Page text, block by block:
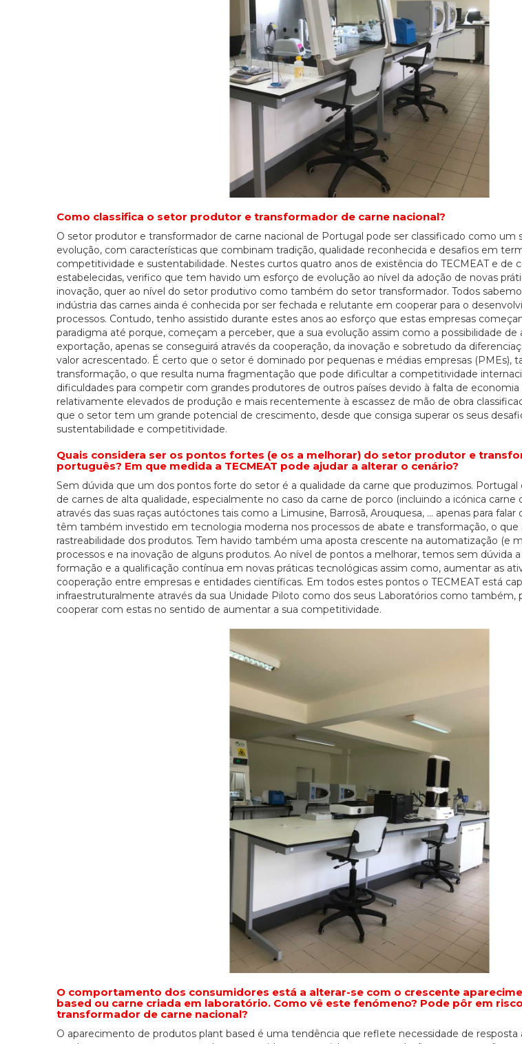
Como classifica o setor produtor e transformador de carne nacional?
O setor produtor e transformador de carne nacional de Portugal pode ser classificado como um
evolução, com características que combinam tradição, qualidade reconhecida e desafios em
competitividade e sustentabilidade. Nestes curtos quatro anos de existência do TECMEAT e de
estabelecidas, verifico que tem havido um esforço de evolução ao nível da adoção de novas
inovação, quer ao nível do setor produtivo como também do setor transformador. Todos
indústria das carnes ainda é conhecida por ser fechada e relutante em cooperar para o
processos. Contudo, tenho assistido durante estes anos ao esforço que estas empresas
paradigma até porque, começam a perceber, que a sua evolução assim como a possibilidade de
exportação, apenas se conseguirá através da cooperação, da inovação e sobretudo da
valor acrescentado. É certo que o setor é dominado por pequenas e médias empresas (PMEs),
transformação, o que resulta numa fragmentação que pode dificultar a competitividade
dificuldades para competir com grandes produtores de outros países devido à falta de economia
relativamente elevados de produção e mais recentemente à escassez de mão de obra
que o setor tem um grande potencial de crescimento, desde que consiga superar os seus
sustentabilidade e competitividade.
Quais considera ser os pontos fortes (e os a melhorar) do setor produtor e
português? Em que medida a TECMEAT pode ajudar a alterar o cenário?
Sem dúvida que um dos pontos forte do setor é a qualidade da carne que produzimos. Portugal
de carnes de alta qualidade, especialmente no caso da carne de porco (incluindo a icónica
através das suas raças autóctones tais como a Limusine, Barrosã, Arouquesa, … apenas para
têm também investido em tecnologia moderna nos processos de abate e transformação, o que
rastreabilidade dos produtos. Tem havido também uma aposta crescente na automatização (e
processos e na inovação de alguns produtos. Ao nível de pontos a melhorar, temos sem dúvida
formação e a qualificação contínua em novas práticas tecnológicas assim como, aumentar as
cooperação entre empresas e entidades científicas. Em todos estes pontos o TECMEAT está
infraestruturalmente através da sua Unidade Piloto como dos seus Laboratórios como também,
cooperar com estas no sentido de aumentar a sua competitividade.
O comportamento dos consumidores está a alterar-se com o crescente
based ou carne criada em laboratório. Como vê este fenómeno? Pode pôr em
transformador de carne nacional?
O aparecimento de produtos plant based é uma tendência que reflete necessidade de